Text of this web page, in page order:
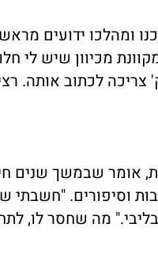
ומהלכו ידועים
מכיוון שיש לי
לכתוב אותה.
אומר שבמשך
וסיפורים.
מה שחסר לו,